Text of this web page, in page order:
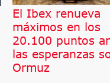
El Ibex renueva
máximos en los
20.100 puntos
las esperanzas
Ormuz